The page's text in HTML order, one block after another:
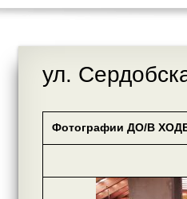
ул.
Фотографии ДО/В ХОДЕ